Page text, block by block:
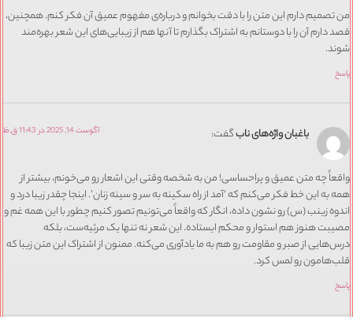
دارم این متن را با دقت بخوانم و درباره‌ی مفهوم عمیق آن فکر کنم. همچنین،
آن را با دوستانم به اشتراک بگذارم تا آنها هم از زیبایی‌های این شعر بهره‌مند
باغبان واژه‌های نابگفت: آگوست 14, 2025 در 11:43 ق.ظ
چه متن عمیق و پراحساسی! من به شخصه وقتی این اشعار رو می‌خونم، بیشتر از
این خط فکر می‌کنم که ‘آمد از راه سکینه به سر و سینه زنان’. اینجا چقدر زیبا درد و
زینب (س) رو نشون داده، انگار که واقعاً می‌تونیم تصور کنیم چطور با این همه غم و
هنوز هم استوار و محکم ایستاده. این شعر نه تنها یک مرثیه‌ست، بلکه
از صبر و مقاومت رو هم به ما یادآوری می‌کنه. ممنون از اشتراک این متن زیبا که
رو لمس کرد.